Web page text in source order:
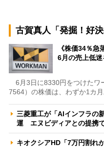
古賀真人「発掘！好決
《株価34％急
6月の売上低
6月3日に8330円をつけたワ
7564）の株価は、わずか1カ
三菱重工が「AIインフラの
運 エヌビディアとの提携
キオクシアHD「7万円割れ